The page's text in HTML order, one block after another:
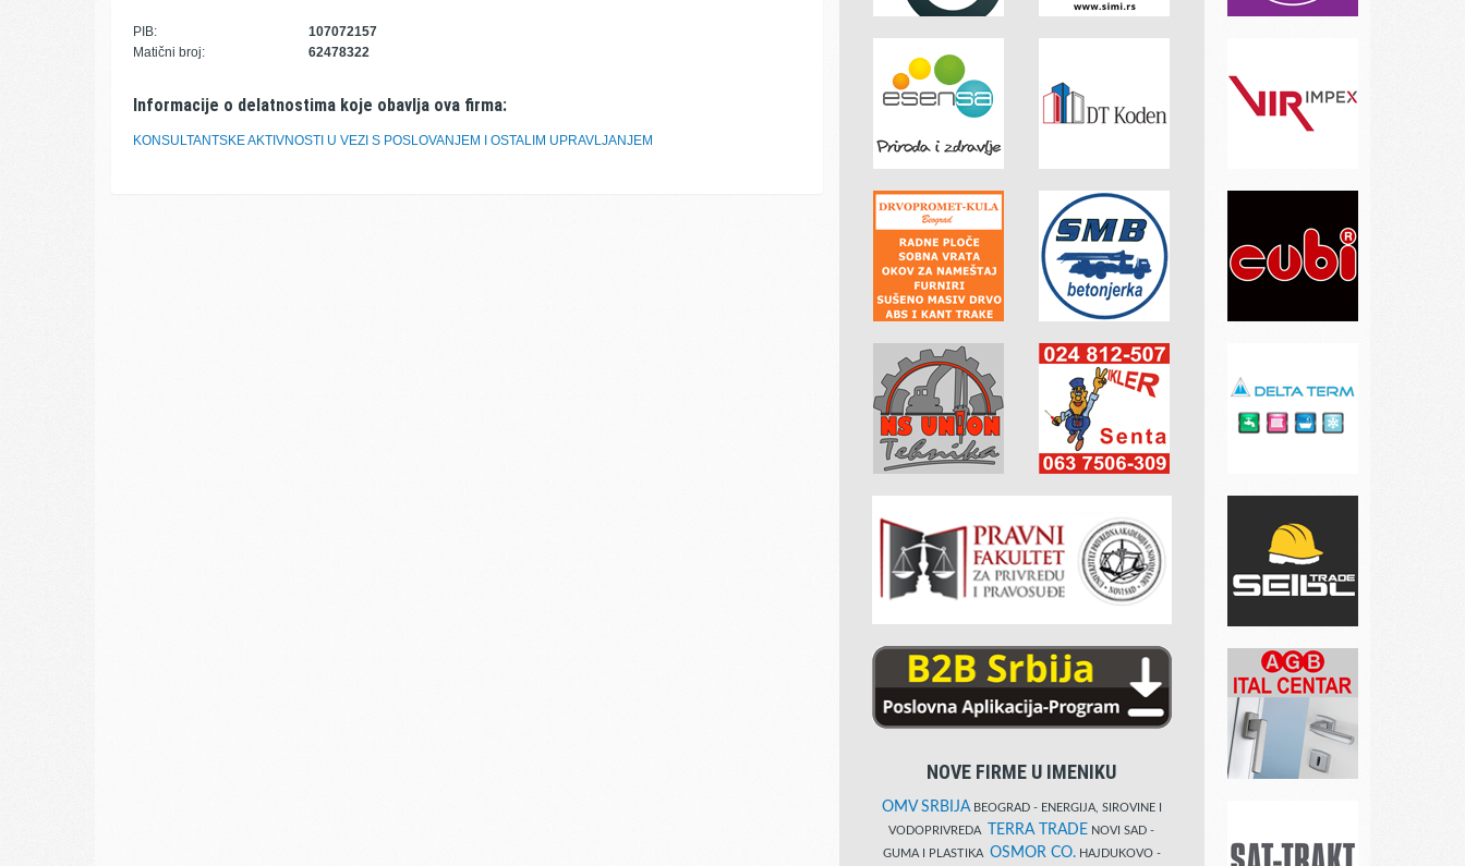
PIB:
107072157
Matični broj:
62478322
Informacije o delatnostima koje obavlja ova firma:
KONSULTANTSKE AKTIVNOSTI U VEZI S POSLOVANJEM I OSTALIM UPRAVLJANJEM
NOVE FIRME U IMENIKU
OMV SRBIJABEOGRAD - ENERGIJA, SIROVINE I
VODOPRIVREDA
TERRA TRADE NOVI SAD -
GUMA I PLASTIKA OSMOR CO.HAJDUKOVO -